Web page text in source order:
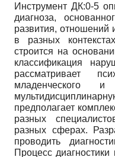
Инструмент ДК:0-5
диагноза,
развития, отношений
в разных
строится на
классификация
рассматривает
младенческого
предполагает
разных
разных сферах.
проводить
Процесс